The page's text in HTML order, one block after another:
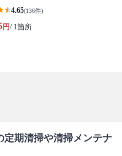
4.65(136件)
円/ 1箇所
定期清掃や清掃メンテナ